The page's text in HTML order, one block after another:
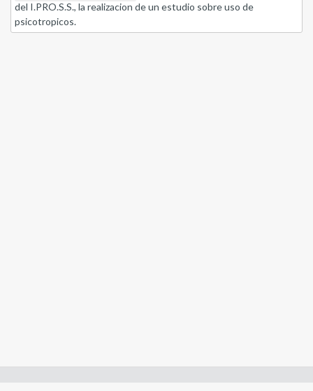
del I.PRO.S.S., la realizacion de un estudio sobre uso de
psicotropicos.